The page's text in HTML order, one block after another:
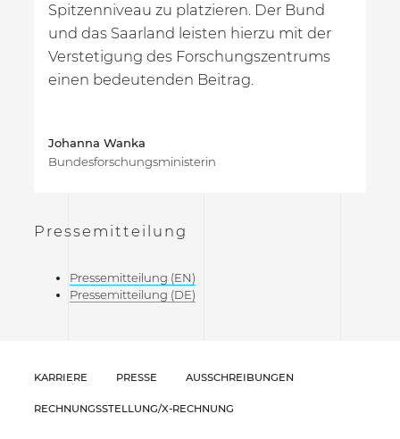
Spitzenniveau zu platzieren. Der Bund
und das Saarland leisten hierzu mit der
Verstetigung des Forschungszentrums
einen bedeutenden Beitrag.
Johanna Wanka
Bundesforschungsministerin
Pressemitteilung
Pressemitteilung (EN)
Pressemitteilung (DE)
KARRIERE PRESSE AUSSCHREIBUNGEN
RECHNUNGSSTELLUNG/X-RECHNUNG